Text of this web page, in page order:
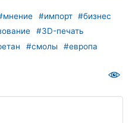
#импорт
#бизнес
#3D-печать
#смолы #европа